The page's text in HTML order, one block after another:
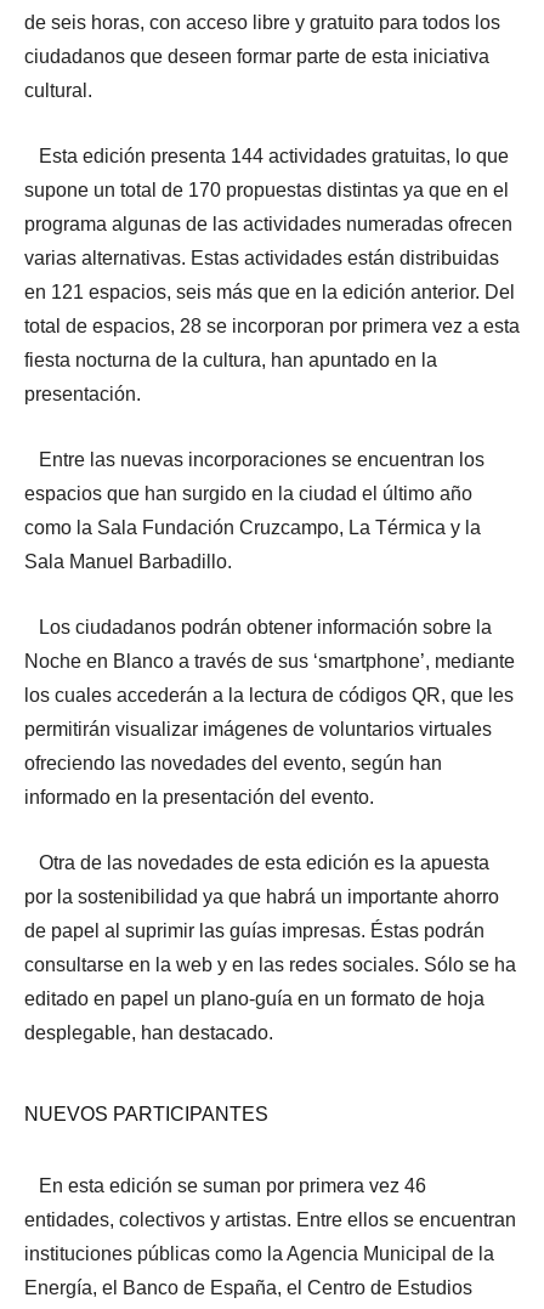
de seis horas, con acceso libre y gratuito para todos los
ciudadanos que deseen formar parte de esta iniciativa
cultural.
Esta edición presenta 144 actividades gratuitas, lo que
supone un total de 170 propuestas distintas ya que en el
programa algunas de las actividades numeradas ofrecen
varias alternativas. Estas actividades están distribuidas
en 121 espacios, seis más que en la edición anterior. Del
total de espacios, 28 se incorporan por primera vez a esta
fiesta nocturna de la cultura, han apuntado en la
presentación.
Entre las nuevas incorporaciones se encuentran los
espacios que han surgido en la ciudad el último año
como la Sala Fundación Cruzcampo, La Térmica y la
Sala Manuel Barbadillo.
Los ciudadanos podrán obtener información sobre la
Noche en Blanco a través de sus ‘smartphone’, mediante
los cuales accederán a la lectura de códigos QR, que les
permitirán visualizar imágenes de voluntarios virtuales
ofreciendo las novedades del evento, según han
informado en la presentación del evento.
Otra de las novedades de esta edición es la apuesta
por la sostenibilidad ya que habrá un importante ahorro
de papel al suprimir las guías impresas. Éstas podrán
consultarse en la web y en las redes sociales. Sólo se ha
editado en papel un plano-guía en un formato de hoja
desplegable, han destacado.
NUEVOS PARTICIPANTES
En esta edición se suman por primera vez 46
entidades, colectivos y artistas. Entre ellos se encuentran
instituciones públicas como la Agencia Municipal de la
Energía, el Banco de España, el Centro de Estudios